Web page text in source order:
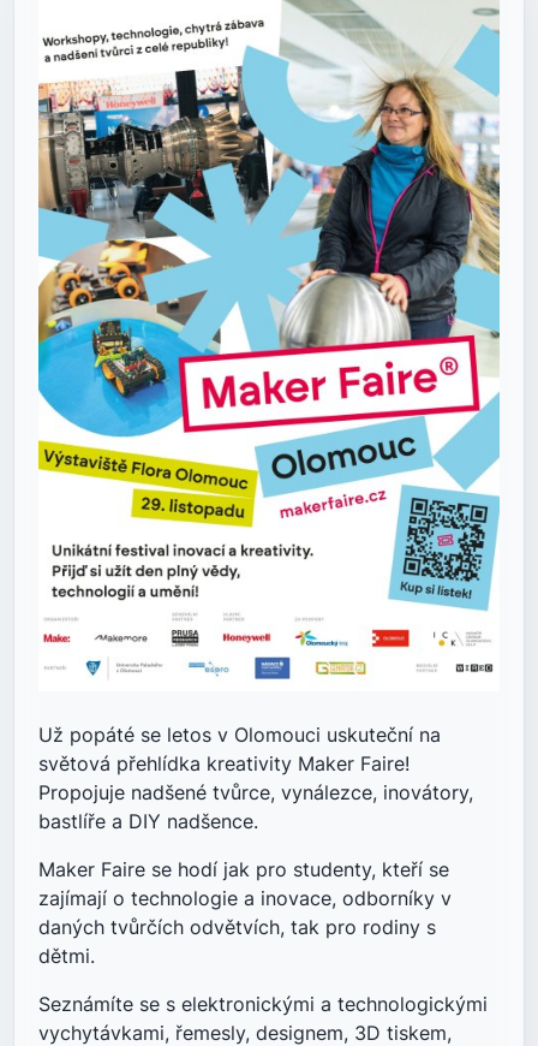
Už popáté se letos v Olomouci uskuteční na
světová přehlídka kreativity Maker Faire!
Propojuje nadšené tvůrce, vynálezce, inovátory,
bastlíře a DIY nadšence.
Maker Faire se hodí jak pro studenty, kteří se
zajímají o technologie a inovace, odborníky v
daných tvůrčích odvětvích, tak pro rodiny s
dětmi.
Seznámíte se s elektronickými a technologickými
vychytávkami, řemesly, designem, 3D tiskem,